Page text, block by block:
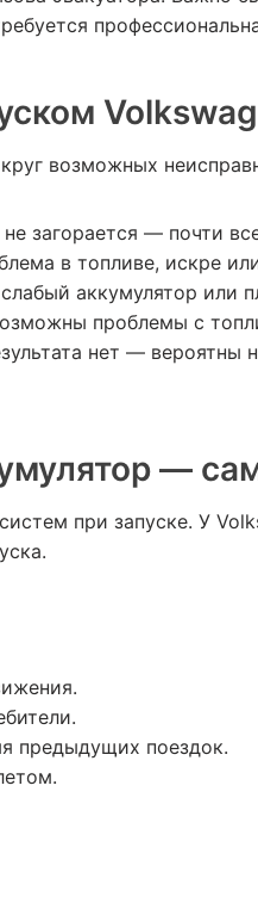
возможных
загорается — почти
в топливе, искре
аккумулятор или
проблемы с
нет — вероятны
—
при запуске. У
предыдущих поездок.